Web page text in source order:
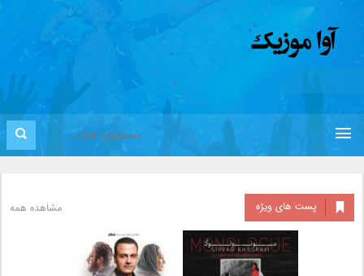
پست های ویژه مشاهده همه